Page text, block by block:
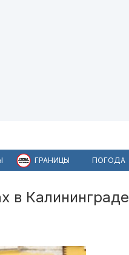
ГРАНИЦЫ ПОГОДА
в Калининграде